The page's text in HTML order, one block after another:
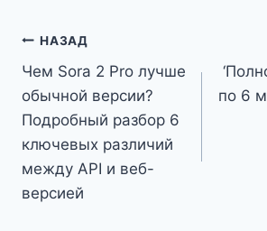
Навигация
по
записям
НАЗАД
Чем Sora 2 Pro лучше
обычной версии?
Подробный разбор 6
ключевых различий
между API и веб-
версией
по 6